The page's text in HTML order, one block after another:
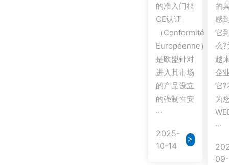
的准入门槛
CE认证
（Conformité
Européenne）
是欧盟针对
进入其市场
的产品设立
的强制性安
···
2025-
10-14
>
的
感
它
么?
越
企
它?
为
···